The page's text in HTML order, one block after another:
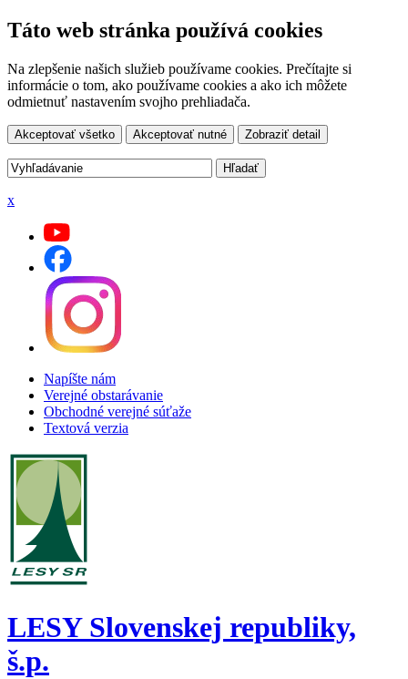
Táto web stránka používá cookies
Na zlepšenie našich služieb používame cookies. Prečítajte si
informácie o tom, ako používame cookies a ako ich môžete
odmietnuť nastavením svojho prehliadača.
Akceptovať všetko Akceptovať nutné Zobraziť detail
x
Napíšte nám
Verejné obstarávanie
Obchodné verejné súťaže
Textová verzia
LESY Slovenskej republiky,
š.p.